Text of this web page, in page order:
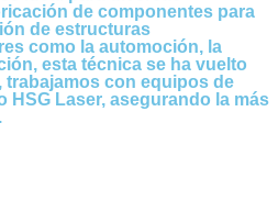
de componentes para
de estructuras
como la automoción, la
esta técnica se ha vuelto
trabajamos con equipos de
HSG Laser, asegurando la más